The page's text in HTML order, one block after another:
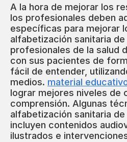
A la hora de mejorar los
los profesionales deben
específicas para mejorar
alfabetización sanitaria
profesionales de la salud
con sus pacientes de
fácil de entender,
medios. material
lograr mejores niveles de
comprensión. Algunas
alfabetización sanitaria
incluyen contenidos
ilustrados e